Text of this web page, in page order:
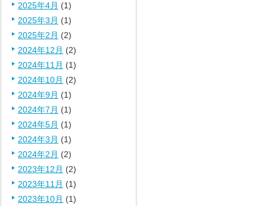
2025年4月 (1)
2025年3月 (1)
2025年2月 (2)
2024年12月 (2)
2024年11月 (1)
2024年10月 (2)
2024年9月 (1)
2024年7月 (1)
2024年5月 (1)
2024年3月 (1)
2024年2月 (2)
2023年12月 (2)
2023年11月 (1)
2023年10月 (1)